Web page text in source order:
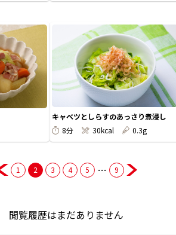
キャベツとしらすのあっさり煮浸し
8分
30kcal 0.3g
1 2 3 4 5 … 9
閲覧履歴はまだありません